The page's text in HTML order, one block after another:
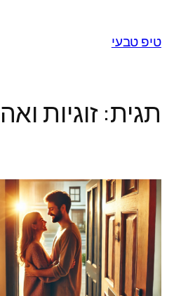
טיפ טבעי
תגית:זוגיות